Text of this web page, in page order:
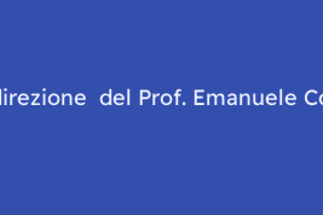
del Prof. Emanuele